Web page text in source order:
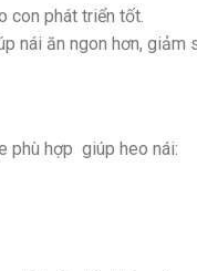
phát triển tốt.
nái ăn ngon hơn, giảm
phù hợp giúp heo nái: